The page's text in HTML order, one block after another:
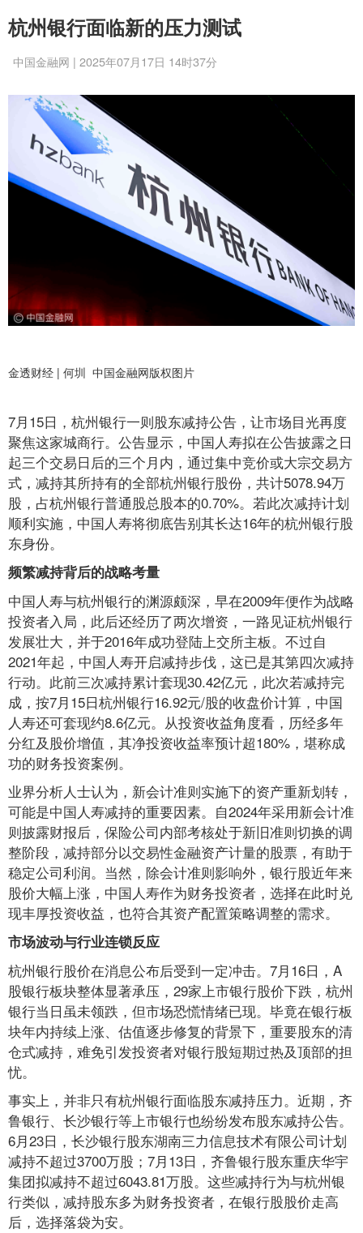
杭州银行面临新的压力测试
中国金融网 | 2025年07月17日 14时37分
金透财经 | 何圳 中国金融网版权图片
7月15日，杭州银行一则股东减持公告，让市场目光再度
聚焦这家城商行。公告显示，中国人寿拟在公告披露之日
起三个交易日后的三个月内，通过集中竞价或大宗交易方
式，减持其所持有的全部杭州银行股份，共计5078.94万
股，占杭州银行普通股总股本的0.70%。若此次减持计划
顺利实施，中国人寿将彻底告别其长达16年的杭州银行股
东身份。
频繁减持背后的战略考量
中国人寿与杭州银行的渊源颇深，早在2009年便作为战略
投资者入局，此后还经历了两次增资，一路见证杭州银行
发展壮大，并于2016年成功登陆上交所主板。不过自
2021年起，中国人寿开启减持步伐，这已是其第四次减持
行动。此前三次减持累计套现30.42亿元，此次若减持完
成，按7月15日杭州银行16.92元/股的收盘价计算，中国
人寿还可套现约8.6亿元。从投资收益角度看，历经多年
分红及股价增值，其净投资收益率预计超180%，堪称成
功的财务投资案例。
业界分析人士认为，新会计准则实施下的资产重新划转，
可能是中国人寿减持的重要因素。自2024年采用新会计准
则披露财报后，保险公司内部考核处于新旧准则切换的调
整阶段，减持部分以交易性金融资产计量的股票，有助于
稳定公司利润。当然，除会计准则影响外，银行股近年来
股价大幅上涨，中国人寿作为财务投资者，选择在此时兑
现丰厚投资收益，也符合其资产配置策略调整的需求。
市场波动与行业连锁反应
杭州银行股价在消息公布后受到一定冲击。7月16日，A
股银行板块整体显著承压，29家上市银行股价下跌，杭州
银行当日虽未领跌，但市场恐慌情绪已现。毕竟在银行板
块年内持续上涨、估值逐步修复的背景下，重要股东的清
仓式减持，难免引发投资者对银行股短期过热及顶部的担
忧。
事实上，并非只有杭州银行面临股东减持压力。近期，齐
鲁银行、长沙银行等上市银行也纷纷发布股东减持公告。
6月23日，长沙银行股东湖南三力信息技术有限公司计划
减持不超过3700万股；7月13日，齐鲁银行股东重庆华宇
集团拟减持不超过6043.81万股。这些减持行为与杭州银
行类似，减持股东多为财务投资者，在银行股股价走高
后，选择落袋为安。